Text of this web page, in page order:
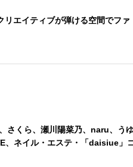
リエイティブが弾ける空間でファ
さくら、瀬川陽菜乃、naru、う
、ネイル・エステ・「daisiue」